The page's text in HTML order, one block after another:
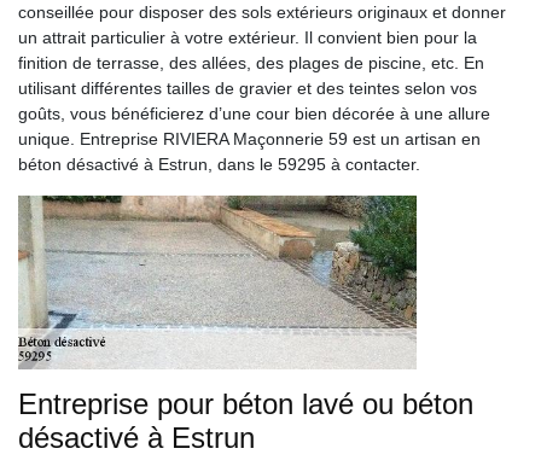
conseillée pour disposer des sols extérieurs originaux et donner
un attrait particulier à votre extérieur. Il convient bien pour la
finition de terrasse, des allées, des plages de piscine, etc. En
utilisant différentes tailles de gravier et des teintes selon vos
goûts, vous bénéficierez d’une cour bien décorée à une allure
unique. Entreprise RIVIERA Maçonnerie 59 est un artisan en
béton désactivé à Estrun, dans le 59295 à contacter.
Entreprise pour béton lavé ou béton
désactivé à Estrun